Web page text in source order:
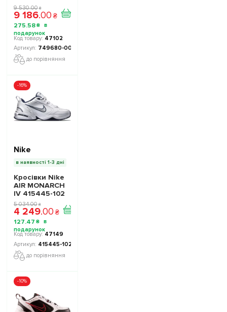
749680-001
колір: чорний -
Офіційна
Продукція
9 530.00 ₴
9 186.00 ₴
275.58 ₴
47102
749680-001
до порівняння
-16%
Nike
в наявності 1-3 дні
Кросівки Nike
AIR MONARCH
IV 415445-102
колір: білий/
мультиколор -
Офіційна
Продукція
5 034.00 ₴
4 249.00 ₴
127.47 ₴
47149
415445-102
до порівняння
-10%